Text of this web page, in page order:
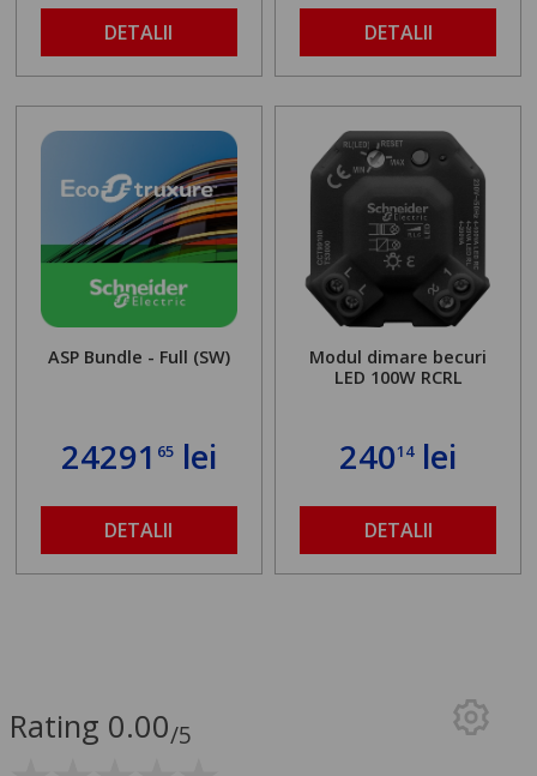
DETALII DETALII
ASP Bundle - Full (SW)
24291 65lei
DETALII
Modul dimare becuri
LED 100W RCRL
24014lei
DETALII
Rating 0.00/5